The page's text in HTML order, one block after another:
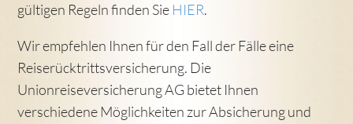
gültigen Regeln finden Sie HIER.
Wir empfehlen Ihnen für den Fall der Fälle eine
Reiserücktrittsversicherung. Die
Unionreiseversicherung AG bietet Ihnen
verschiedene Möglichkeiten zur Absicherung und